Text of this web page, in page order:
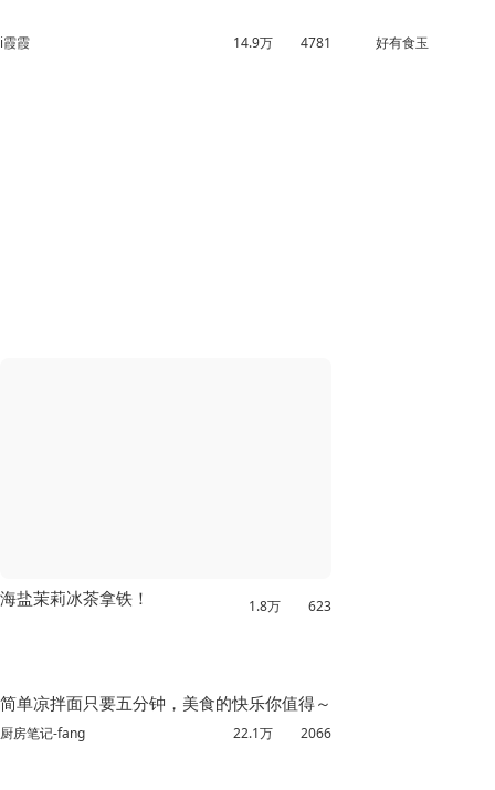
i霞霞 14.9万 4781 好有食玉
海盐茉莉冰茶拿铁！ 1.8万 623
简单凉拌面只要五分钟，美食的快乐你值得～
厨房笔记-fang 22.1万 2066